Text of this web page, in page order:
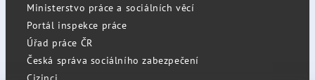
Ministerstvo práce a sociálních věcí
Portál inspekce práce
Úřad práce ČR
Česká správa sociálního zabezpečení